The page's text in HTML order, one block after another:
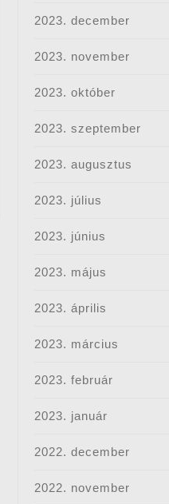
2023. december
2023. november
2023. október
2023. szeptember
2023. augusztus
2023. július
2023. június
2023. május
2023. április
2023. március
2023. február
2023. január
2022. december
2022. november